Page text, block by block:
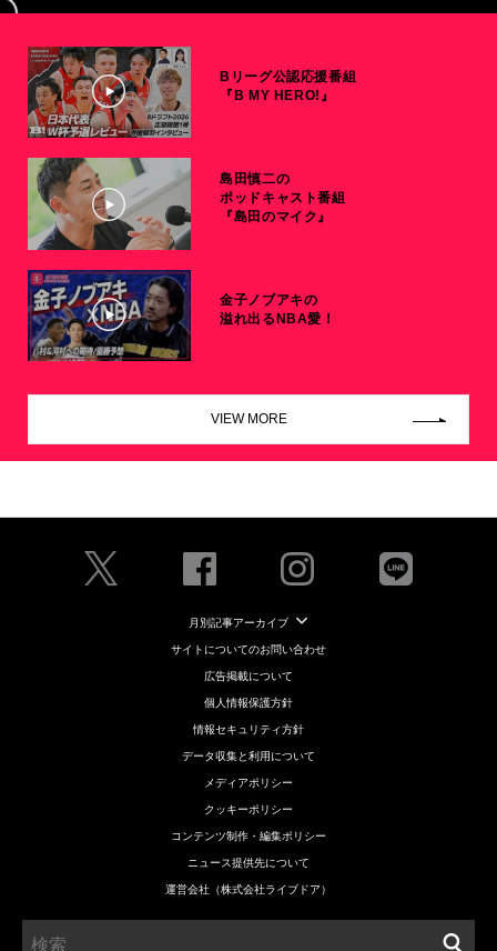
Bリーグ公認応援番組
『B MY HERO!』
島田慎二の
ポッドキャスト番組
『島田のマイク』
金子ノブアキの
溢れ出るNBA愛！
VIEW MORE
月別記事アーカイブ
サイトについてのお問い合わせ
広告掲載について
個人情報保護方針
情報セキュリティ方針
データ収集と利用について
メディアポリシー
クッキーポリシー
コンテンツ制作・編集ポリシー
ニュース提供先について
運営会社（株式会社ライブドア）